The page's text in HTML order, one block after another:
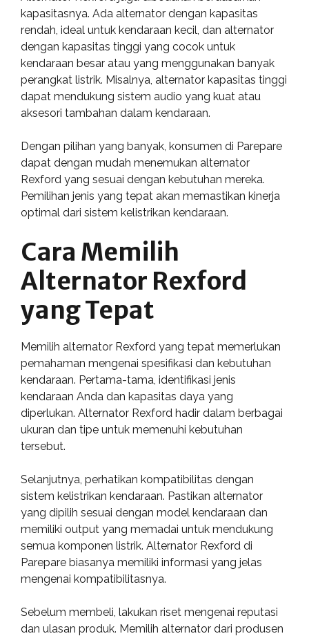
kapasitasnya. Ada alternator dengan kapasitas
rendah, ideal untuk kendaraan kecil, dan alternator
dengan kapasitas tinggi yang cocok untuk
kendaraan besar atau yang menggunakan banyak
perangkat listrik. Misalnya, alternator kapasitas tinggi
dapat mendukung sistem audio yang kuat atau
aksesori tambahan dalam kendaraan.
Dengan pilihan yang banyak, konsumen di Parepare
dapat dengan mudah menemukan alternator
Rexford yang sesuai dengan kebutuhan mereka.
Pemilihan jenis yang tepat akan memastikan kinerja
optimal dari sistem kelistrikan kendaraan.
Cara Memilih
Alternator Rexford
yang Tepat
Memilih alternator Rexford yang tepat memerlukan
pemahaman mengenai spesifikasi dan kebutuhan
kendaraan. Pertama-tama, identifikasi jenis
kendaraan Anda dan kapasitas daya yang
diperlukan. Alternator Rexford hadir dalam berbagai
ukuran dan tipe untuk memenuhi kebutuhan
tersebut.
Selanjutnya, perhatikan kompatibilitas dengan
sistem kelistrikan kendaraan. Pastikan alternator
yang dipilih sesuai dengan model kendaraan dan
memiliki output yang memadai untuk mendukung
semua komponen listrik. Alternator Rexford di
Parepare biasanya memiliki informasi yang jelas
mengenai kompatibilitasnya.
Sebelum membeli, lakukan riset mengenai reputasi
dan ulasan produk. Memilih alternator dari produsen